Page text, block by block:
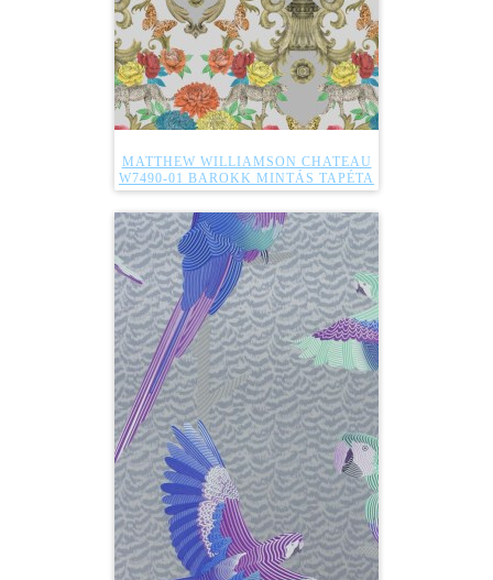
MATTHEW WILLIAMSON CHATEAU
W7490-01 BAROKK MINTÁS TAPÉTA